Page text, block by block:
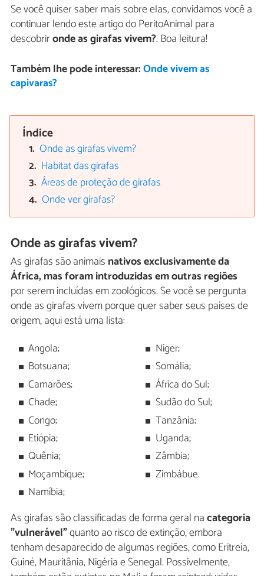
Se você quiser saber mais sobre elas, convidamos você a
continuar lendo este artigo do PeritoAnimal para
descobrironde as girafas vivem?. Boa leitura!
Também lhe pode interessar:Onde vivem as
capivaras?
Índice
Onde as girafas vivem?
Habitat das girafas
Áreas de proteção de girafas
Onde ver girafas?
Onde as girafas vivem?
As girafas são animais nativos exclusivamente da
África, mas foram introduzidas em outras regiões
por serem incluídas em zoológicos. Se você se pergunta
onde as girafas vivem porque quer saber seus países de
origem, aqui está uma lista:
Angola;
Botsuana;
Camarões;
Chade;
Congo;
Etiópia;
Quênia;
Moçambique;
Namíbia;
Níger;
Somália;
África do Sul;
Sudão do Sul;
Tanzânia;
Uganda;
Zâmbia;
Zimbábue.
As girafas são classificadas de forma geral nacategoria
"vulnerável"quanto ao risco de extinção, embora
tenham desaparecido de algumas regiões, como Eritreia,
Guiné, Mauritânia, Nigéria e Senegal. Possivelmente,